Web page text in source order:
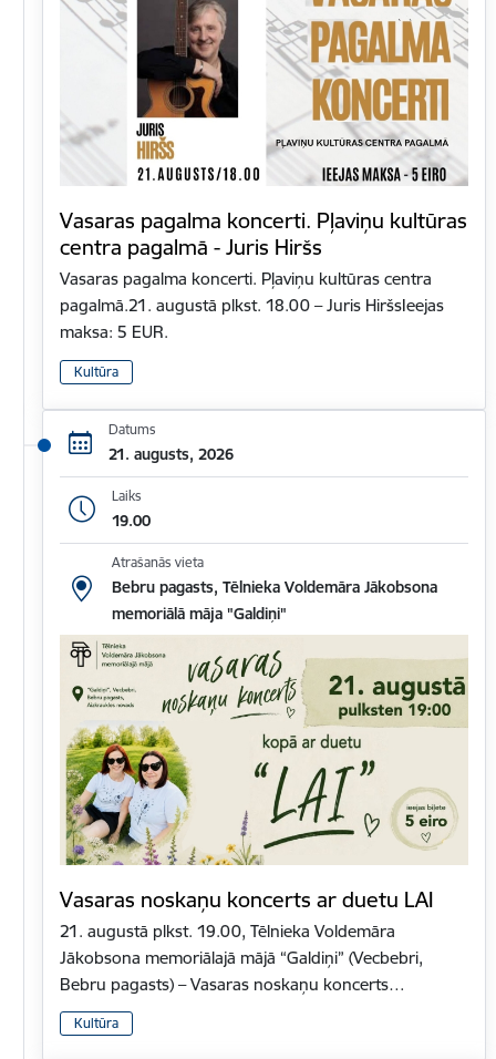
Vasaras pagalma koncerti. Pļaviņu kultūras
centra pagalmā - Juris Hiršs
Vasaras pagalma koncerti. Pļaviņu kultūras centra
pagalmā.21. augustā plkst. 18.00 – Juris HiršsIeejas
maksa: 5 EUR.
Kultūra
Datums
21. augusts, 2026
Laiks
19.00
Atrašanās vieta
Bebru pagasts, Tēlnieka Voldemāra Jākobsona
memoriālā māja "Galdiņi"
Vasaras noskaņu koncerts ar duetu LAI
21. augustā plkst. 19.00, Tēlnieka Voldemāra
Jākobsona memoriālajā mājā “Galdiņi” (Vecbebri,
Bebru pagasts) – Vasaras noskaņu koncerts…
Kultūra